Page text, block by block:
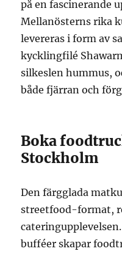
på en fascinerande
Mellanösterns rika
levereras i form av
kycklingfilé
silkeslen hummus,
både fjärran och
Boka
Stockholm
Den färgglada
streetfood-format,
bufféer skapar